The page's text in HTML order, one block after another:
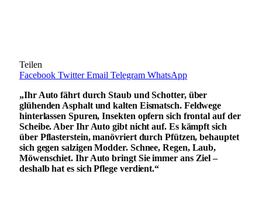
Teilen
Facebook Twitter Email Telegram WhatsApp
„Ihr Auto fährt durch Staub und Schotter, über
glühenden Asphalt und kalten Eismatsch. Feldwege
hinterlassen Spuren, Insekten opfern sich frontal auf der
Scheibe. Aber Ihr Auto gibt nicht auf. Es kämpft sich
über Pflasterstein, manövriert durch Pfützen, behauptet
sich gegen salzigen Modder. Schnee, Regen, Laub,
Möwenschiet. Ihr Auto bringt Sie immer ans Ziel –
deshalb hat es sich Pflege verdient.“